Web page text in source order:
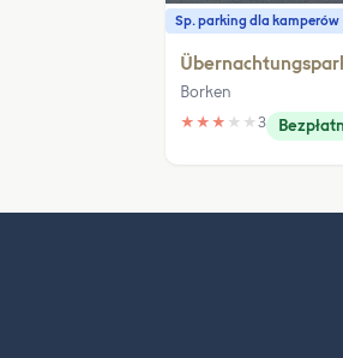
Sp. parking dla kamperów
Borken
★ ★ ★ ★ ★ 3